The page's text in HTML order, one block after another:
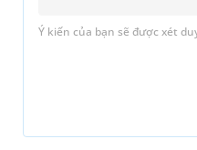
Ý kiến của bạn sẽ được xét